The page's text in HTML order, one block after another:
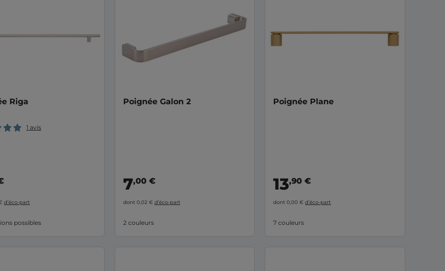
Riga
1 avis
d’éco-part
possibles
Poignée Galon 2
7,00 €
dont 0,02 € d’éco-part
2 couleurs
Poignée Plane
13,90 €
dont 0,00 €d’éco-part
7 couleurs